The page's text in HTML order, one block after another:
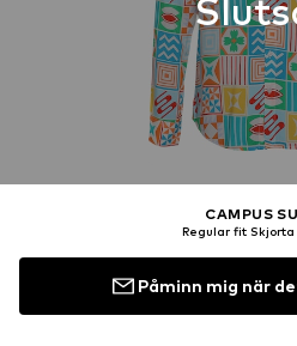
CAMPUS
Regular fit
Påminn mig när